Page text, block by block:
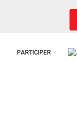
PARTICIPER